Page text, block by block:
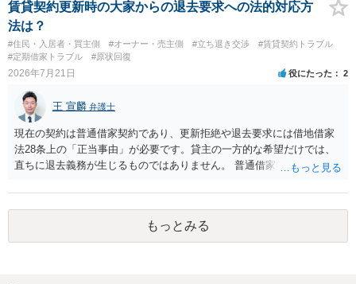
す。 その後、建物を平屋に立て替えた場合であっても、貸主の承諾を
得ているのであれば、単純に費用を捻出した側に平屋の所有権が帰属
する、という話になるわけでもないように思います。 そのため、現
状、解体費用を負担することが明確な案件ではないため、まずは相手
に請求の根拠（なぜ当方が平屋の解体費用を負担しなければならない
賃貸契約更新時の大家からの退去要求への法的対応方
法は？
#住民・入居者・買主側 #オーナー・売主側 #立ち退き交渉
#賃貸契約トラブル
#定期借家トラブル
#原状回復
2026年7月21日 役にたった 2
王 宣麟 弁護士
現在の契約は普通借家契約であり、更新拒絶や退去要求には借地借家
法28条上の「正当事由」が必要です。貸主の一方的な希望だけでは、
直ちに退去義務が生じるものではありません。 普通借家契約から定期
新たな定期借家契約を締結する形になりますが、これは任意の合意が
前提であり、借主が同意しなければ成立しません。 12年間の居住実
績、子どもの学校や地域とのつながり、転居費用の準備が困難な事情
などは、借主側の強い居住継続の必要性として正当事由判断において
もっとみる